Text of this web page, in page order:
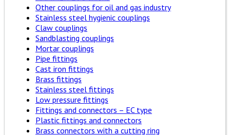
Other couplings for oil and gas industry
Stainless steel hygienic couplings
Claw couplings
Sandblasting couplings
Mortar couplings
Pipe fittings
Cast iron fittings
Brass fittings
Stainless steel fittings
Low pressure fittings
Fittings and connectors – EC type
Plastic fittings and connectors
Brass connectors with a cutting ring